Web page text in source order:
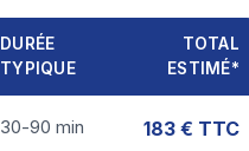
DURÉE
TYPIQUE
TOTAL
ESTIMÉ*
30-90 min 183 € TTC